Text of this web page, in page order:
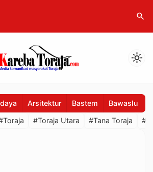
search
light_mode
Arsitektur Bastem Bawaslu
#Toraja Utara #Tana Toraja